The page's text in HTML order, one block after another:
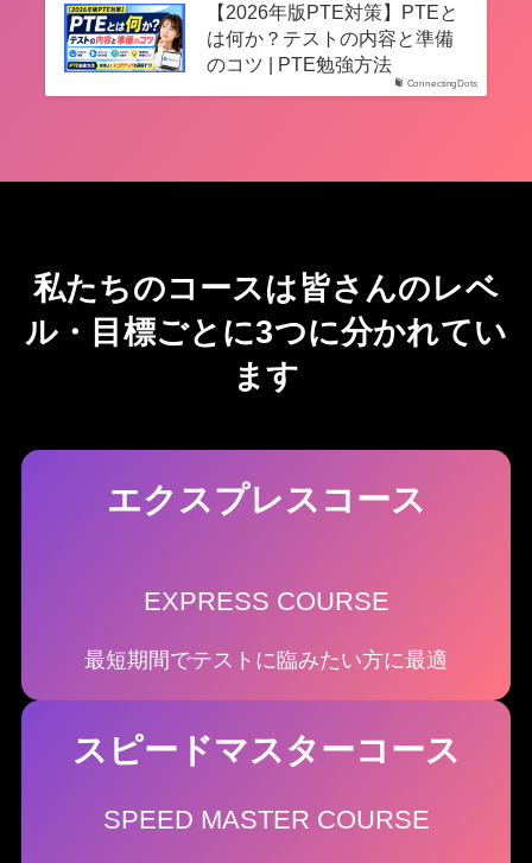
ConnectingDots
【2026年版PTE対策】PTEと
は何か？テストの内容と準備
のコツ | PTE勉強方法
私たちのコースは皆さんのレベ
ル・目標ごとに3つに分かれてい
ます
エクスプレスコース
EXPRESS COURSE
最短期間でテストに臨みたい方に最適
スピードマスターコース
SPEED MASTER COURSE